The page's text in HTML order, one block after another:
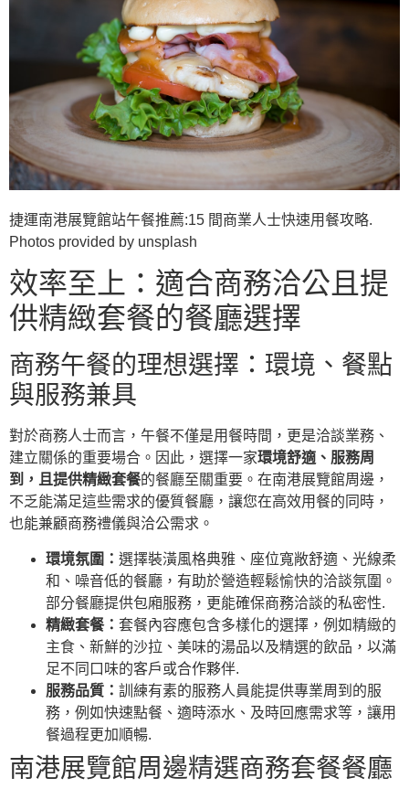
捷運南港展覽館站午餐推薦:15 間商業人士快速用餐攻略.
Photos provided by unsplash
效率至上：適合商務洽公且提
供精緻套餐的餐廳選擇
商務午餐的理想選擇：環境、餐點
與服務兼具
對於商務人士而言，午餐不僅是用餐時間，更是洽談業務、
建立關係的重要場合。因此，選擇一家環境舒適、服務周
到，且提供精緻套餐的餐廳至關重要。在南港展覽館周邊，
不乏能滿足這些需求的優質餐廳，讓您在高效用餐的同時，
也能兼顧商務禮儀與洽公需求。
環境氛圍： 選擇裝潢風格典雅、座位寬敞舒適、光線柔
和、噪音低的餐廳，有助於營造輕鬆愉快的洽談氛圍。
部分餐廳提供包廂服務，更能確保商務洽談的私密性.
精緻套餐： 套餐內容應包含多樣化的選擇，例如精緻的
主食、新鮮的沙拉、美味的湯品以及精選的飲品，以滿
足不同口味的客戶或合作夥伴.
服務品質： 訓練有素的服務人員能提供專業周到的服
務，例如快速點餐、適時添水、及時回應需求等，讓用
餐過程更加順暢.
南港展覽館周邊精選商務套餐餐廳